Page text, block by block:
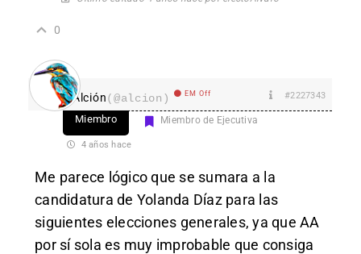
0
Alción(@alcion) EM Off #2227343
Miembro Miembro de Ejecutiva
4 años hace
Me parece lógico que se sumara a la
candidatura de Yolanda Díaz para las
siguientes elecciones generales, ya que AA
por sí sola es muy improbable que consiga